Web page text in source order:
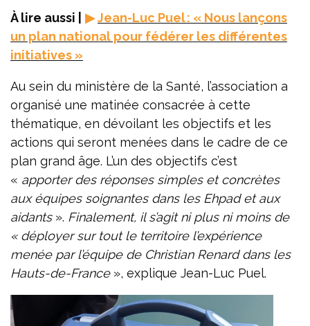
À lire aussi | ▶Jean-Luc Puel : « Nous lançons
un plan national pour fédérer les différentes
initiatives »
Au sein du ministère de la Santé, l’association a
organisé une matinée consacrée à cette
thématique, en dévoilant les objectifs et les
actions qui seront menées dans le cadre de ce
plan grand âge. L’un des objectifs c’est
« apporter des réponses simples et concrètes
aux équipes soignantes dans les Ehpad et aux
aidants». Finalement, il s’agit ni plus ni moins de
« déployer sur tout le territoire l’expérience
menée par l’équipe de Christian Renard dans les
Hauts-de-France», explique Jean-Luc Puel.